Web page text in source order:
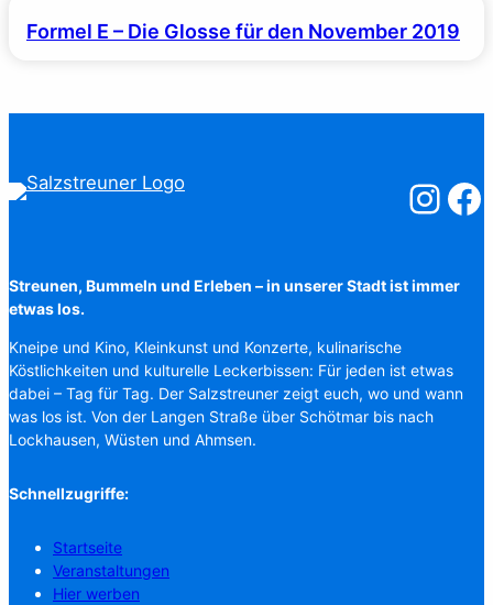
Formel E – Die Glosse für den November 2019
Streunen, Bummeln und Erleben – in unserer Stadt ist immer
etwas los.
Kneipe und Kino, Kleinkunst und Konzerte, kulinarische
Köstlichkeiten und kulturelle Leckerbissen: Für jeden ist etwas
dabei – Tag für Tag. Der Salzstreuner zeigt euch, wo und wann
was los ist. Von der Langen Straße über Schötmar bis nach
Lockhausen, Wüsten und Ahmsen.
Schnellzugriffe:
Startseite
Veranstaltungen
Hier werben